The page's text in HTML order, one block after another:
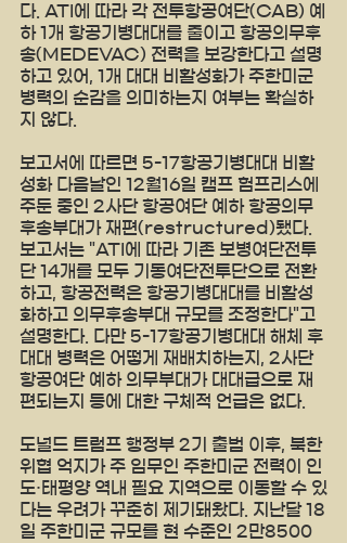
다. ATI에 따라 각 전투항공여단(CAB) 예
하 1개 항공기병대대를 줄이고 항공의무후
송(MEDEVAC) 전력을 보강한다고 설명
하고 있어, 1개 대대 비활성화가 주한미군
병력의 순감을 의미하는지 여부는 확실하
지 않다.
보고서에 따르면 5-17항공기병대대 비활
성화 다음날인 12월16일 캠프 험프리스에
주둔 중인 2사단 항공여단 예하 항공의무
후송부대가 재편(restructured)됐다.
보고서는 "ATI에 따라 기존 보병여단전투
단 14개를 모두 기동여단전투단으로 전환
하고, 항공전력은 항공기병대대를 비활성
화하고 의무후송부대 규모를 조정한다"고
설명한다. 다만 5-17항공기병대대 해체 후
대대 병력은 어떻게 재배치하는지, 2사단
항공여단 예하 의무부대가 대대급으로 재
편되는지 등에 대한 구체적 언급은 없다.
도널드 트럼프 행정부 2기 출범 이후, 북한
위협 억지가 주 임무인 주한미군 전력이 인
도·태평양 역내 필요 지역으로 이동할 수 있
다는 우려가 꾸준히 제기돼왔다. 지난달 18
일 주한미군 규모를 현 수준인 2만8500